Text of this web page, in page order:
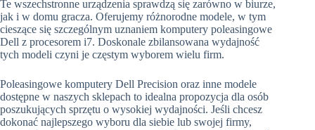
Te wszechstronne urządzenia sprawdzą się zarówno w biurze,
jak i w domu gracza. Oferujemy różnorodne modele, w tym
cieszące się szczególnym uznaniem komputery poleasingowe
Dell z procesorem i7. Doskonale zbilansowana wydajność
tych modeli czyni je częstym wyborem wielu firm.
Poleasingowe komputery Dell Precision oraz inne modele
dostępne w naszych sklepach to idealna propozycja dla osób
poszukujących sprzętu o wysokiej wydajności. Jeśli chcesz
dokonać najlepszego wyboru dla siebie lub swojej firmy,